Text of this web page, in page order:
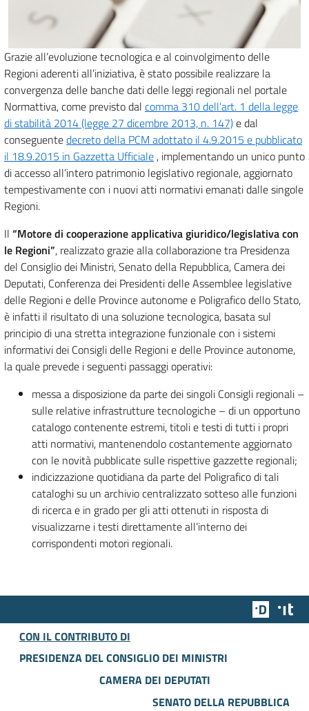
Grazie all’evoluzione tecnologica e al coinvolgimento delle
Regioni aderenti all’iniziativa, è stato possibile realizzare la
convergenza delle banche dati delle leggi regionali nel portale
Normattiva, come previsto dal comma 310 dell’art. 1 della legge
di stabilità 2014 (legge 27 dicembre 2013, n. 147)e dal
conseguentedecreto della PCM adottato il 4.9.2015 e pubblicato
il 18.9.2015 in Gazzetta Ufficiale , implementando un unico punto
di accesso all’intero patrimonio legislativo regionale, aggiornato
tempestivamente con i nuovi atti normativi emanati dalle singole
Regioni.
Il “Motore di cooperazione applicativa giuridico/legislativa con
le Regioni”, realizzato grazie alla collaborazione tra Presidenza
del Consiglio dei Ministri, Senato della Repubblica, Camera dei
Deputati, Conferenza dei Presidenti delle Assemblee legislative
delle Regioni e delle Province autonome e Poligrafico dello Stato,
è infatti il risultato di una soluzione tecnologica, basata sul
principio di una stretta integrazione funzionale con i sistemi
informativi dei Consigli delle Regioni e delle Province autonome,
la quale prevede i seguenti passaggi operativi:
messa a disposizione da parte dei singoli Consigli regionali –
sulle relative infrastrutture tecnologiche – di un opportuno
catalogo contenente estremi, titoli e testi di tutti i propri
atti normativi, mantenendolo costantemente aggiornato
con le novità pubblicate sulle rispettive gazzette regionali;
indicizzazione quotidiana da parte del Poligrafico di tali
cataloghi su un archivio centralizzato sotteso alle funzioni
di ricerca e in grado per gli atti ottenuti in risposta di
visualizzarne i testi direttamente all’interno dei
corrispondenti motori regionali.
Team
CON IL CONTRIBUTO DI
PRESIDENZA DEL CONSIGLIO DEI MINISTRI
CAMERA DEI DEPUTATI
SENATO DELLA REPUBBLICA